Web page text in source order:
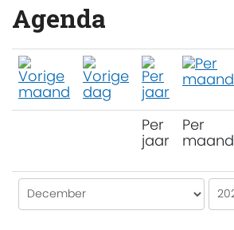
Agenda
Per
jaar
Per
maand